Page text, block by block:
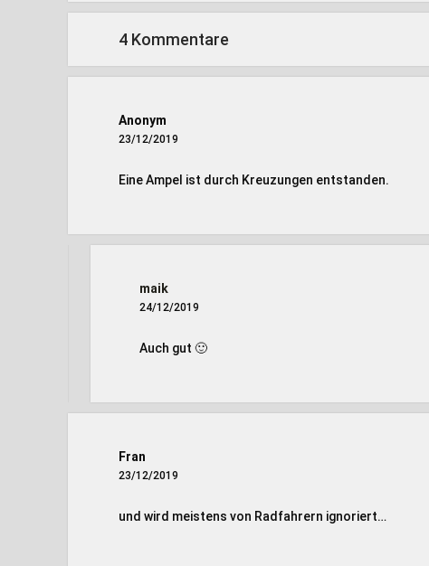
4 Kommentare
Anonym
23/12/2019
Eine Ampel ist durch Kreuzungen entstanden.
maik
24/12/2019
Auch gut 🙂
Fran
23/12/2019
und wird meistens von Radfahrern ignoriert…